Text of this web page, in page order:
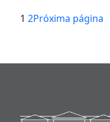
1 2Próxima página